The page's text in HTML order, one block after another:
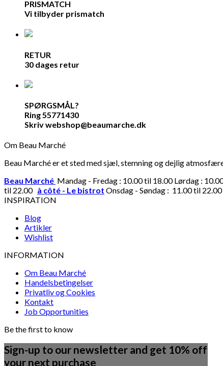
PRISMATCH
Vi tilbyder prismatch
RETUR
30 dages retur
SPØRGSMÅL?
Ring 55771430
Skriv webshop@beaumarche.dk
Om Beau Marché
Beau Marché er et sted med sjæl, stemning og dejlig
Beau Marché Mandag - Fredag : 10.00 til 18.00 Lørdag :
til 22.00 à côté - Le bistrot Onsdag - Søndag : 11.00 til 22.00
INSPIRATION
Blog
Artikler
Wishlist
INFORMATION
Om Beau Marché
Handelsbetingelser
Privatliv og Cookies
Kontakt
Job Opportunities
Be the first to know
Sign-up to our newsletter and get 10% off
your next purchase